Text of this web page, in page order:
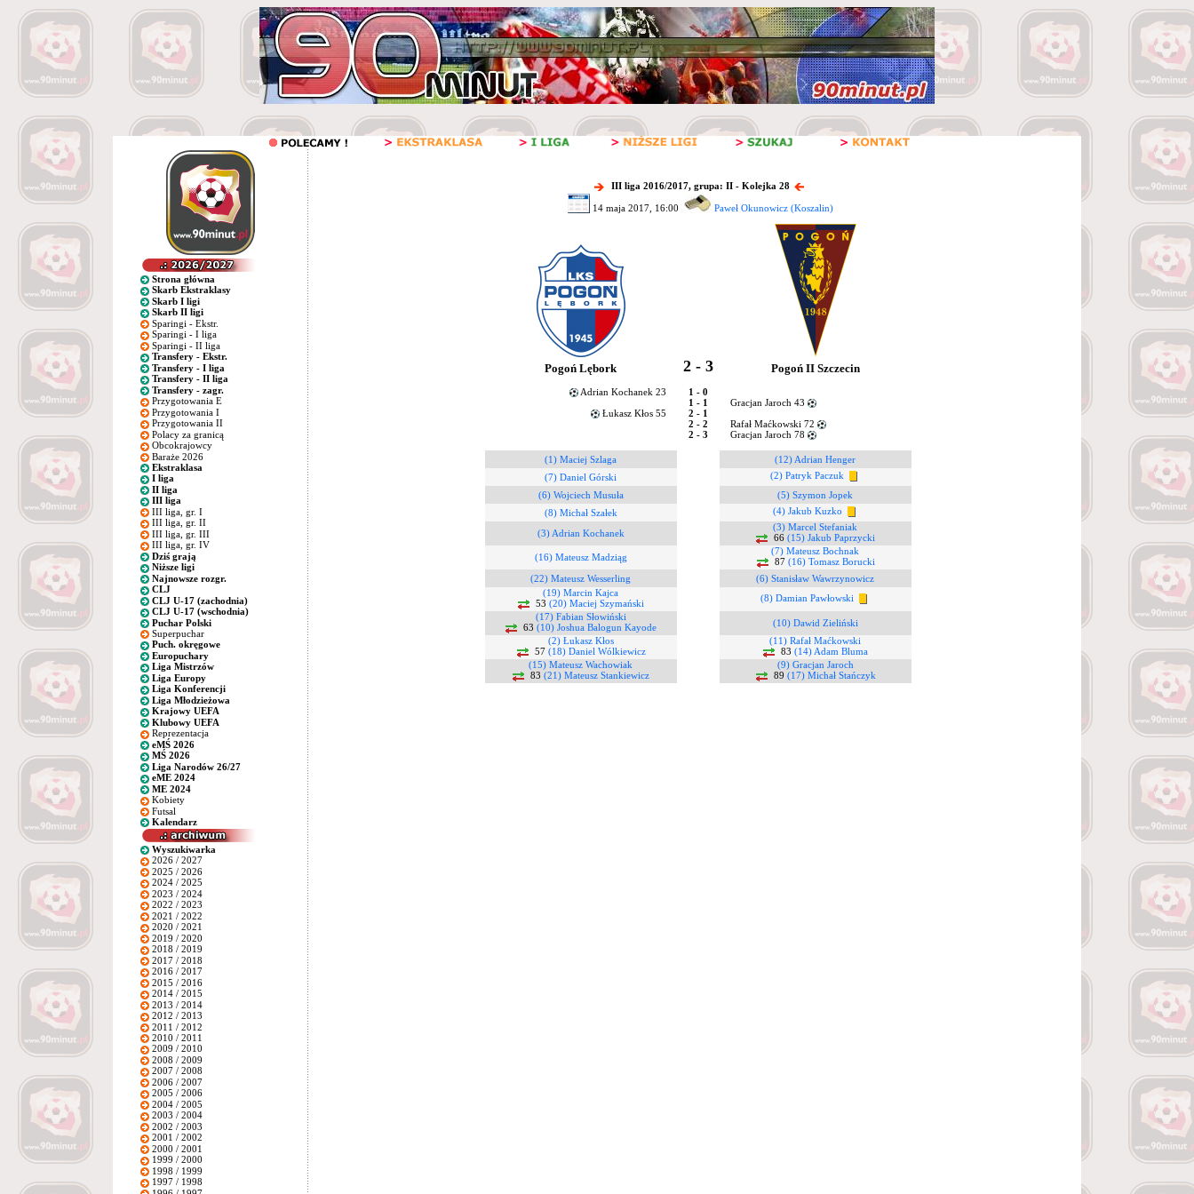
Strona główna
Skarb Ekstraklasy
Skarb I ligi
Skarb II ligi
Sparingi - Ekstr.
Sparingi - I liga
Sparingi - II liga
Transfery - Ekstr.
Transfery - I liga
Transfery - II liga
Transfery - zagr.
Przygotowania E
Przygotowania I
Przygotowania II
Polacy za granicą
Obcokrajowcy
Baraże 2026
Ekstraklasa
I liga
II liga
III liga
III liga, gr. I
III liga, gr. II
III liga, gr. III
III liga, gr. IV
Dziś grają
Niższe ligi
Najnowsze rozgr.
CLJ
CLJ U-17 (zachodnia)
CLJ U-17 (wschodnia)
Puchar Polski
Superpuchar
Puch. okręgowe
Europuchary
Liga Mistrzów
Liga Europy
Liga Konferencji
Liga Młodzieżowa
Krajowy UEFA
Klubowy UEFA
Reprezentacja
eMŚ 2026
MŚ 2026
Liga Narodów 26/27
eME 2024
ME 2024
Kobiety
Futsal
Kalendarz
Wyszukiwarka
2026 / 2027
2025 / 2026
2024 / 2025
2023 / 2024
2022 / 2023
2021 / 2022
2020 / 2021
2019 / 2020
2018 / 2019
2017 / 2018
2016 / 2017
2015 / 2016
2014 / 2015
2013 / 2014
2012 / 2013
2011 / 2012
2010 / 2011
2009 / 2010
2008 / 2009
2007 / 2008
2006 / 2007
2005 / 2006
2004 / 2005
2003 / 2004
2002 / 2003
2001 / 2002
2000 / 2001
1999 / 2000
1998 / 1999
1997 / 1998
III liga 2016/2017, grupa: II - Kolejka 28
14 maja 2017, 16:00 Paweł Okunowicz (Koszalin)
Pogoń Lębork 2 - 3 Pogoń II Szczecin
Adrian Kochanek 23
1 - 0
1 - 1
Gracjan Jaroch 43
Łukasz Kłos 55
2 - 1
2 - 2
Rafał Maćkowski 72
2 - 3
Gracjan Jaroch 78
(1) Maciej Szlaga
(12) Adrian Henger
(7) Daniel Górski
(2) Patryk Paczuk
(6) Wojciech Musuła
(5) Szymon Jopek
(8) Michał Szałek
(4) Jakub Kuzko
(3) Adrian Kochanek
(3) Marcel Stefaniak
66 (15) Jakub Paprzycki
(16) Mateusz Madziąg
(7) Mateusz Bochnak
87 (16) Tomasz Borucki
(22) Mateusz Wesserling
(6) Stanisław Wawrzynowicz
(19) Marcin Kajca
53 (20) Maciej Szymański
(8) Damian Pawłowski
(17) Fabian Słowiński
63 (10) Joshua Balogun Kayode
(10) Dawid Zieliński
(2) Łukasz Kłos
57 (18) Daniel Wólkiewicz
(11) Rafał Maćkowski
83 (14) Adam Bluma
(15) Mateusz Wachowiak
83 (21) Mateusz Stankiewicz
(9) Gracjan Jaroch
89 (17) Michał Stańczyk